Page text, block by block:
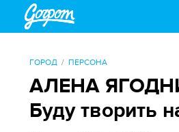
ГОРОД ПЕРСОНА
АЛЕНА
Буду творить